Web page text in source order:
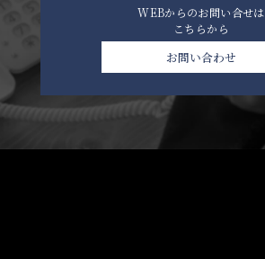
WEBからのお問い合せは
こちらから
お問い合わせ